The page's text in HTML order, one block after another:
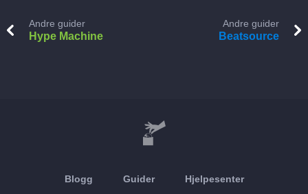
Andre guider
Hype Machine
Andre guider
Beatsource
Blogg Guider Hjelpesenter